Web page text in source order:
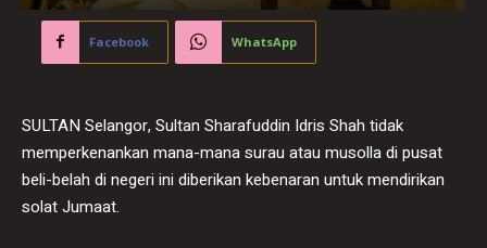
Facebook WhatsApp
SULTAN Selangor, Sultan Sharafuddin Idris Shah tidak
memperkenankan mana-mana surau atau musolla di pusat
beli-belah di negeri ini diberikan kebenaran untuk mendirikan
solat Jumaat.